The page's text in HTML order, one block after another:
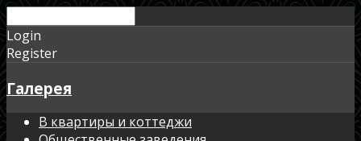
Login
Register
Галерея
В квартиры и коттеджи